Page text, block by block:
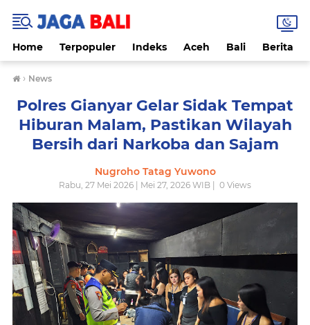
Home Terpopuler Indeks Aceh Bali Berita
› News
Polres Gianyar Gelar Sidak Tempat
Hiburan Malam, Pastikan Wilayah
Bersih dari Narkoba dan Sajam
Nugroho Tatag Yuwono
Rabu, 27 Mei 2026 | Mei 27, 2026 WIB | 0 Views